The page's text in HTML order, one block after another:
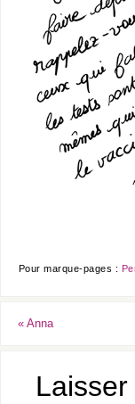
Pour marque-pages :
«Anna